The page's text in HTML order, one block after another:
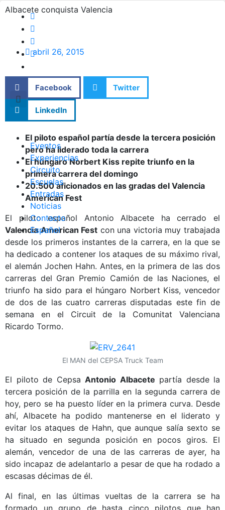
Eventos
Experiencias
Circuito
Escuelas
Entradas
Noticias
Contacto
Español
Albacete conquista Valencia
abril 26, 2015
Facebook Twitter
LinkedIn
El piloto español partía desde la tercera posición
pero ha liderado toda la carrera
El húngaro Norbert Kiss repite triunfo en la
primera carrera del domingo
20.500 aficionados en las gradas del Valencia
American Fest
El piloto español Antonio Albacete ha cerrado el
Valencia American Fest con una victoria muy trabajada
desde los primeros instantes de la carrera, en la que se
ha dedicado a contener los ataques de su máximo rival,
el alemán Jochen Hahn. Antes, en la primera de las dos
carreras del Gran Premio Camión de las Naciones, el
triunfo ha sido para el húngaro Norbert Kiss, vencedor
de dos de las cuatro carreras disputadas este fin de
semana en el Circuit de la Comunitat Valenciana
Ricardo Tormo.
El MAN del CEPSA Truck Team
El piloto de Cepsa Antonio Albacete partía desde la
tercera posición de la parrilla en la segunda carrera de
hoy, pero se ha puesto líder en la primera curva. Desde
ahí, Albacete ha podido mantenerse en el liderato y
evitar los ataques de Hahn, que aunque salía sexto se
ha situado en segunda posición en pocos giros. El
alemán, vencedor de una de las carreras de ayer, ha
sido incapaz de adelantarlo a pesar de que ha rodado a
escasas décimas de él.
Al final, en las últimas vueltas de la carrera se ha
formado un grupo de hasta cinco pilotos que han